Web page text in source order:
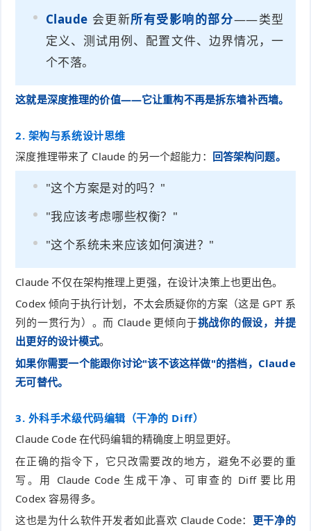
Claude 会更新所有受影响的部分——类型
定义、测试用例、配置文件、边界情况，一
个不落。
这就是深度推理的价值——它让重构不再是拆东墙补西墙。
2. 架构与系统设计思维
深度推理带来了 Claude 的另一个超能力： 回答架构问题。
"这个方案是对的吗？"
"我应该考虑哪些权衡？"
"这个系统未来应该如何演进？"
Claude 不仅在架构推理上更强，在设计决策上也更出色。
Codex 倾向于执行计划，不太会质疑你的方案（这是 GPT 系
列的一贯行为）。而 Claude 更倾向于挑战你的假设，并提
出更好的设计模式。
如果你需要一个能跟你讨论"该不该这样做"的搭档，Claude
无可替代。
3. 外科手术级代码编辑（干净的 Diff）
Claude Code 在代码编辑的精确度上明显更好。
在正确的指令下，它只改需要改的地方，避免不必要的重
写。用 Claude Code 生成干净、可审查的 Diff 要比用
Codex 容易得多。
这也是为什么软件开发者如此喜欢 Claude Code： 更干净的